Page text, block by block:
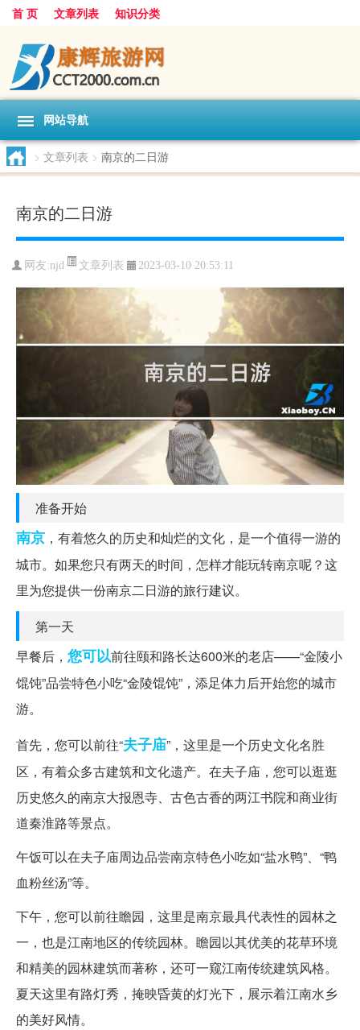
首 页 文章列表 知识分类
网站导航
> 文章列表 > 南京的二日游
南京的二日游
网友:njd 文章列表 2023-03-10 20:53:11
准备开始
南京 ，有着悠久的历史和灿烂的文化，是一个值得一游的
城市。如果您只有两天的时间，怎样才能玩转南京呢？这
里为您提供一份南京二日游的旅行建议。
第一天
早餐后， 您可以前往颐和路长达600米的老店——“金陵小
馄饨”品尝特色小吃“金陵馄饨”，添足体力后开始您的城市
游。
首先，您可以前往“夫子庙”，这里是一个历史文化名胜
区，有着众多古建筑和文化遗产。在夫子庙，您可以逛逛
历史悠久的南京大报恩寺、古色古香的两江书院和商业街
道秦淮路等景点。
午饭可以在夫子庙周边品尝南京特色小吃如“盐水鸭”、“鸭
血粉丝汤”等。
下午，您可以前往瞻园，这里是南京最具代表性的园林之
一，也是江南地区的传统园林。瞻园以其优美的花草环境
和精美的园林建筑而著称，还可一窥江南传统建筑风格。
夏天这里有路灯秀，掩映昏黄的灯光下，展示着江南水乡
的美好风情。